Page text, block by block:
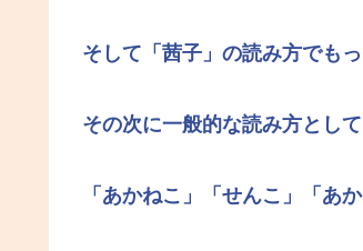
そして 「茜子」 の読み方でも
その次に一般的な読み方として
「あかねこ」 「せんこ」 「あ